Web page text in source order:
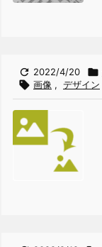
 2022/4/20 
 画像 , デザイン